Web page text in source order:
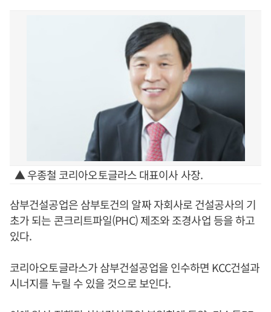
▲ 우종철 코리아오토글라스 대표이사 사장.
삼부건설공업은 삼부토건의 알짜 자회사로 건설공사의 기
초가 되는 콘크리트파일(PHC) 제조와 조경사업 등을 하고
있다.
코리아오토글라스가 삼부건설공업을 인수하면 KCC건설과
시너지를 누릴 수 있을 것으로 보인다.